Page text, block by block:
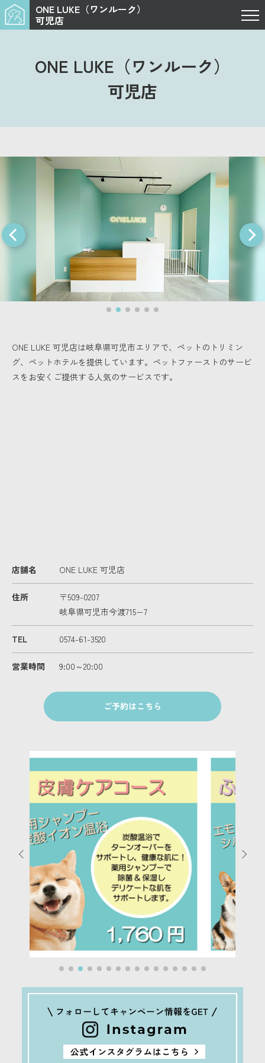
ONE LUKE（ワンルーク）
可児店
ONE LUKE（ワンルーク）
可児店
ONE LUKE 可児店は岐阜県可児市エリアで、 ペットのトリミン
グ、ペットホテルを提供しています。 ペットファーストのサービ
スをお安くご提供する人気のサービスです。
店舗名 ONE LUKE 可児店
住所
〒509-0207
岐阜県可児市今渡715−7
TEL 0574-61-3520
営業時間 9:00～20:00
ご予約はこちら